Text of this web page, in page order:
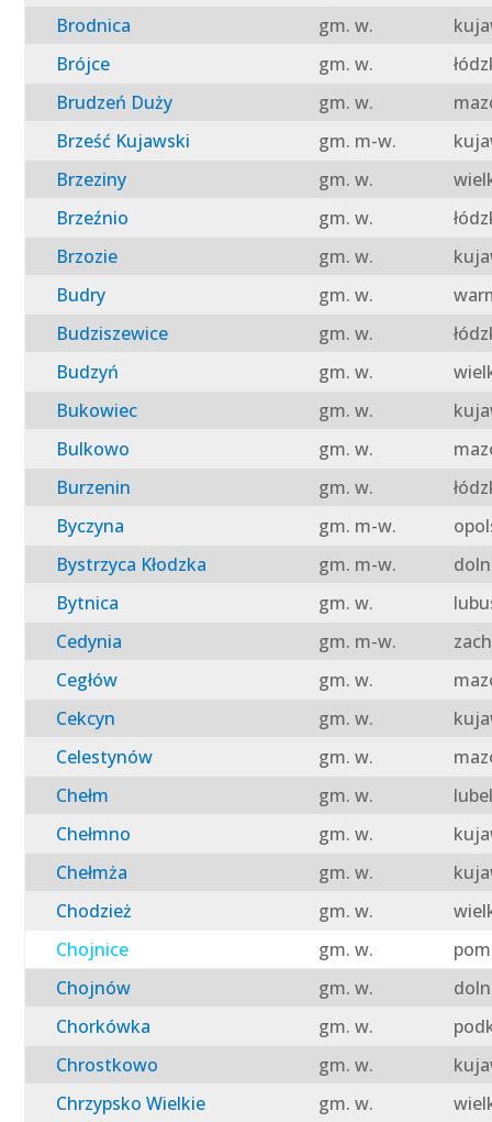
Brodnica
gm. w.
Brójce
gm. w.
Brudzeń Duży
gm. w.
Brześć Kujawski
gm. m-w.
Brzeziny
gm. w.
Brzeźnio
gm. w.
Brzozie
gm. w.
Budry
gm. w.
Budziszewice
gm. w.
Budzyń
gm. w.
Bukowiec
gm. w.
Bulkowo
gm. w.
Burzenin
gm. w.
Byczyna
gm. m-w.
Bystrzyca Kłodzka
gm. m-w.
Bytnica
gm. w.
Cedynia
gm. m-w.
Cegłów
gm. w.
Cekcyn
gm. w.
Celestynów
gm. w.
Chełm
gm. w.
Chełmno
gm. w.
Chełmża
gm. w.
Chodzież
gm. w.
Chojnice
gm. w.
Chojnów
gm. w.
Chorkówka
gm. w.
Chrostkowo
gm. w.
Chrzypsko Wielkie
gm. w.